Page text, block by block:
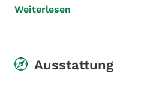
Weiterlesen
Ausstattung